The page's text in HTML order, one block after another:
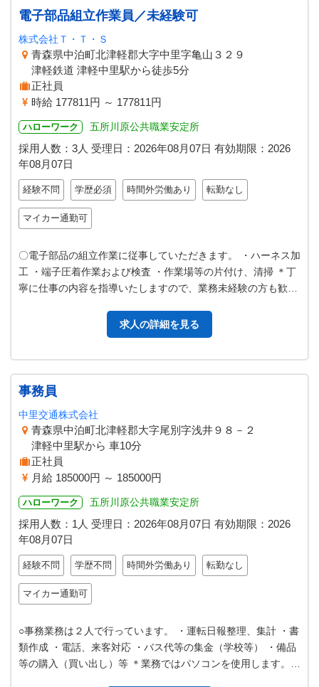
電子部品組立作業員／未経験可
株式会社Ｔ・Ｔ・Ｓ
青森県中泊町北津軽郡大字中里字亀山３２９
津軽鉄道 津軽中里駅から徒歩5分
正社員
時給 177811円 ～ 177811円
ハローワーク 五所川原公共職業安定所
採用人数：3人 受理日： 2026年08月07日 有効期限： 2026
年08月07日
経験不問 学歴必須 時間外労働あり 転勤なし
マイカー通勤可
〇電子部品の組立作業に従事していただきます。 ・ハーネス加
工 ・端子圧着作業および検査 ・作業場等の片付け、清掃 ＊丁
寧に仕事の内容を指導いたしますので、業務未経験の方も歓迎
求人の詳細を見る
事務員
中里交通株式会社
青森県中泊町北津軽郡大字尾別字浅井９８－２
津軽中里駅から 車10分
正社員
月給 185000円 ～ 185000円
ハローワーク 五所川原公共職業安定所
採用人数：1人 受理日： 2026年08月07日 有効期限： 2026
年08月07日
経験不問 学歴不問 時間外労働あり 転勤なし
マイカー通勤可
○事務業務は２人で行っています。 ・運転日報整理、集計 ・書
類作成 ・電話、来客対応 ・バス代等の集金（学校等） ・備品
等の購入（買い出し）等 ＊業務ではパソコンを使用します。